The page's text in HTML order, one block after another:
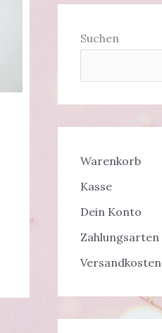
Suchen
Warenkorb
Kasse
Dein Konto
Zahlungsarten
Versandkosten